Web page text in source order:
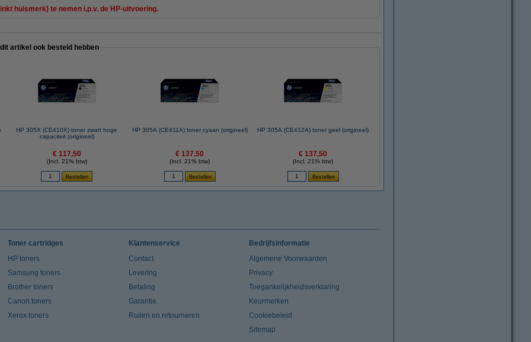
huismerk) te nemen i.p.v. de HP-uitvoering.
artikel ook besteld hebben
HP 305X (CE410X) toner zwart hoge
capaciteit (origineel)
€ 117,50
(Incl. 21% btw)
HP 305A (CE411A) toner cyaan (origineel)
€ 137,50
(Incl. 21% btw)
HP 305A (CE412A) toner geel (origineel)
€ 137,50
(Incl. 21% btw)
Toner cartridges
HP toners
Samsung toners
Brother toners
Canon toners
Xerox toners
Klantenservice
Contact
Levering
Betaling
Garantie
Ruilen en retourneren
Bedrijfsinformatie
Algemene Voorwaarden
Privacy
Toegankelijkheidsverklaring
Keurmerken
Cookiebeleid
Sitemap